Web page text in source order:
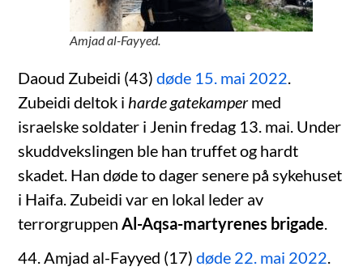
Amjad al-Fayyed.
Daoud Zubeidi (43)døde 15. mai 2022.
Zubeidi deltok i harde gatekampermed
israelske soldater i Jenin fredag 13. mai. Under
skuddvekslingen ble han truffet og hardt
skadet. Han døde to dager senere på sykehuset
i Haifa. Zubeidi var en lokal leder av
terrorgruppenAl-Aqsa-martyrenes brigade.
44. Amjad al-Fayyed (17)døde 22. mai 2022.